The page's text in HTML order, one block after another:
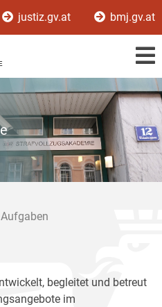
justiz.gv.at bmj.gv.at
Aufgaben
begleitet und betreut
im